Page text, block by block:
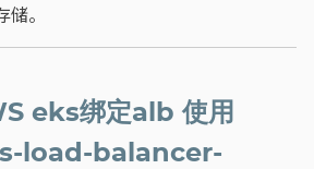
。
eks绑定alb 使用
load-balancer-